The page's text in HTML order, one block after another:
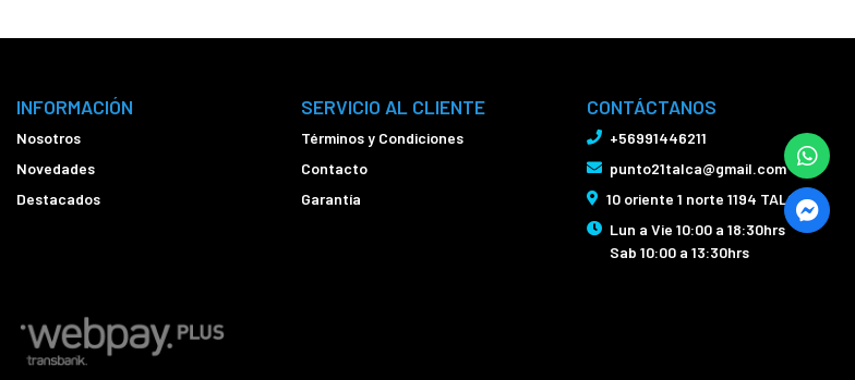
INFORMACIÓN
Nosotros
Novedades
Destacados
SERVICIO AL CLIENTE
Términos y Condiciones
Contacto
Garantía
CONTÁCTANOS
+56991446211
punto21talca@gmail.com
10 oriente 1 norte 1194 TALCA
Lun a Vie 10:00 a 18:30hrs
Sab 10:00 a 13:30hrs